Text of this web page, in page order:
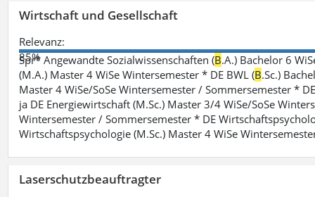
Wirtschaft und Gesellschaft
Relevanz:
85%
Spr* Angewandte Sozialwissenschaften (B.A.) Bachelor 6
(M.A.) Master 4 WiSe Wintersemester * DE BWL (B.Sc.)
Master 4 WiSe/SoSe Wintersemester / Sommersemester *
ja DE Energiewirtschaft (M.Sc.) Master 3/4 WiSe/SoSe
Wintersemester / Sommersemester * DE
Wirtschaftspsychologie (M.Sc.) Master 4 WiSe
Laserschutzbeauftragter